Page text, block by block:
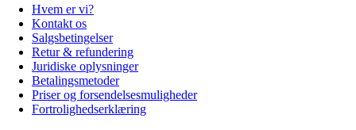
Hvem er vi?
Kontakt os
Salgsbetingelser
Retur & refundering
Juridiske oplysninger
Betalingsmetoder
Priser og forsendelsesmuligheder
Fortrolighedserklæring